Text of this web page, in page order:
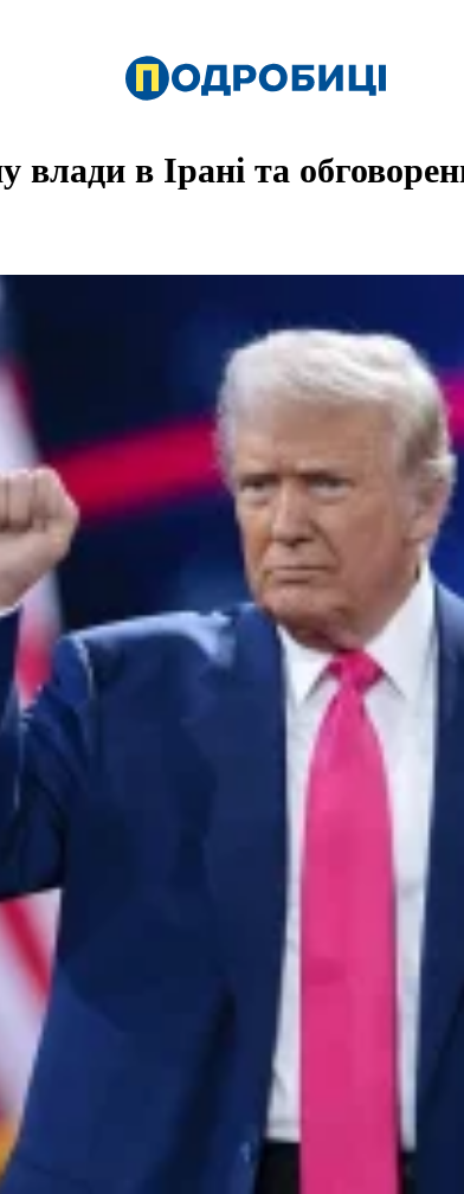
в Ірані та